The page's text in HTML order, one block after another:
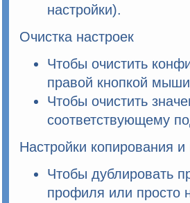
настройки).
Очистка настроек
Чтобы очистить
правой кнопкой
Чтобы очистить
соответствующему
Настройки копирования и
Чтобы дублировать
профиля или просто